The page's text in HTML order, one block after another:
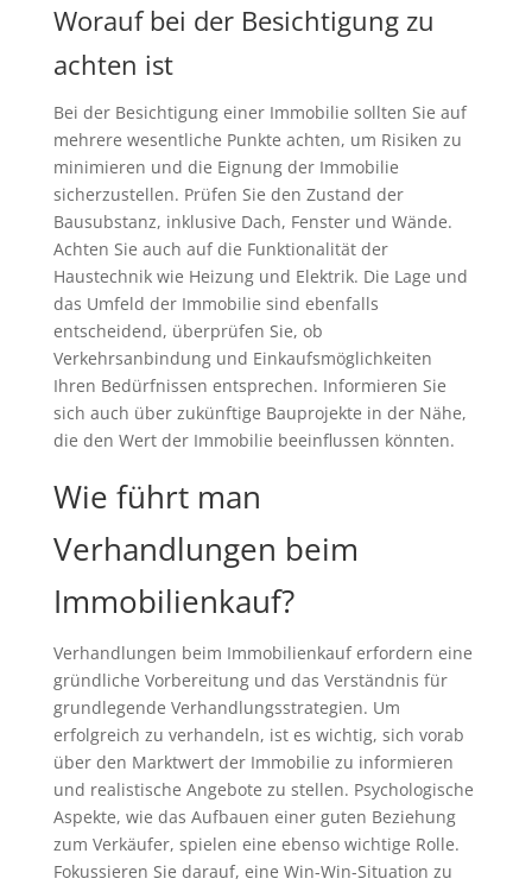
Worauf bei der Besichtigung zu
achten ist
Bei der Besichtigung einer Immobilie sollten Sie auf
mehrere wesentliche Punkte achten, um Risiken zu
minimieren und die Eignung der Immobilie
sicherzustellen. Prüfen Sie den Zustand der
Bausubstanz, inklusive Dach, Fenster und Wände.
Achten Sie auch auf die Funktionalität der
Haustechnik wie Heizung und Elektrik. Die Lage und
das Umfeld der Immobilie sind ebenfalls
entscheidend, überprüfen Sie, ob
Verkehrsanbindung und Einkaufsmöglichkeiten
Ihren Bedürfnissen entsprechen. Informieren Sie
sich auch über zukünftige Bauprojekte in der Nähe,
die den Wert der Immobilie beeinflussen könnten.
Wie führt man
Verhandlungen beim
Immobilienkauf?
Verhandlungen beim Immobilienkauf erfordern eine
gründliche Vorbereitung und das Verständnis für
grundlegende Verhandlungsstrategien. Um
erfolgreich zu verhandeln, ist es wichtig, sich vorab
über den Marktwert der Immobilie zu informieren
und realistische Angebote zu stellen. Psychologische
Aspekte, wie das Aufbauen einer guten Beziehung
zum Verkäufer, spielen eine ebenso wichtige Rolle.
Fokussieren Sie darauf, eine Win-Win-Situation zu